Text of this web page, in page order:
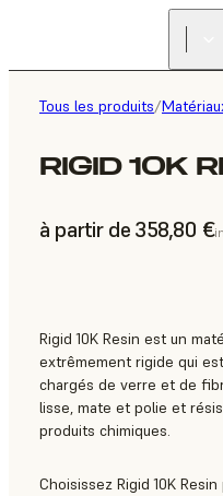
Tous les produits/
RIGID 10K
à partir de 358,80 €
Rigid 10K Resin est un
extrêmement rigide qui
chargés de verre et de
lisse, mate et polie et
produits chimiques.
Choisissez Rigid 10K